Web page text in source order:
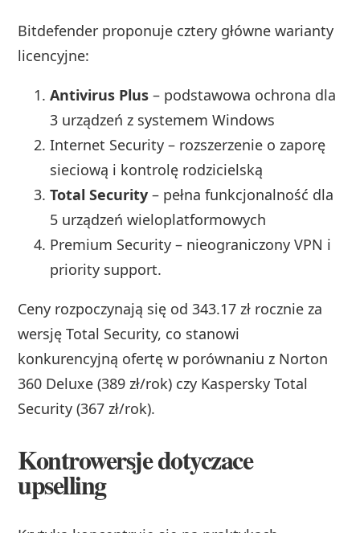
Bitdefender proponuje cztery główne warianty
licencyjne:
Antivirus Plus – podstawowa ochrona dla
3 urządzeń z systemem Windows
Internet Security – rozszerzenie o zaporę
sieciową i kontrolę rodzicielską
Total Security – pełna funkcjonalność dla
5 urządzeń wieloplatformowych
Premium Security – nieograniczony VPN i
priority support.
Ceny rozpoczynają się od 343.17 zł rocznie za
wersję Total Security, co stanowi
konkurencyjną ofertę w porównaniu z Norton
360 Deluxe (389 zł/rok) czy Kaspersky Total
Security (367 zł/rok).
Kontrowersje dotyczace
upselling